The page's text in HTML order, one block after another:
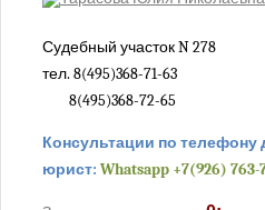
Люблинский районный суд города
Мещанский районный суд города
Нагатинский районный суд города
Никулинский районный суд города
Останкинский районный суд
Перовский районный суд города
Судебный участок N 278
тел. 8(495)368-71-63
8(495)368-72-65
Консультации по
юрист: Whatsapp +7(926) 763-